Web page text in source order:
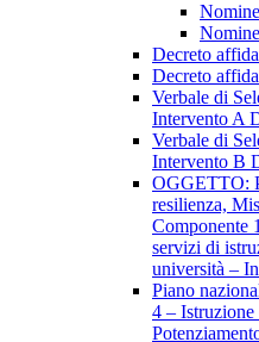
Decreto
Decreto
Verbale di
Intervento A
Verbale di
Intervento B
OGGETTO:
resilienza,
Componente
servizi di
università –
Piano
4 – Istruzione